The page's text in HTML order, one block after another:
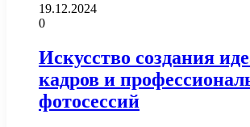
19.12.2024
0
Искусство создания
кадров и
фотосессий